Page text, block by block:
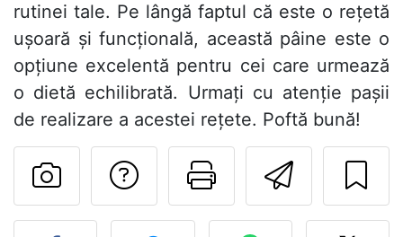
rutinei tale. Pe lângă faptul că este o rețetă
ușoară și funcțională, această pâine este o
opțiune excelentă pentru cei care urmează
o dietă echilibrată. Urmați cu atenție pașii
de realizare a acestei rețete. Poftă bună!
Printează
Adresează o
Postează o poză cu